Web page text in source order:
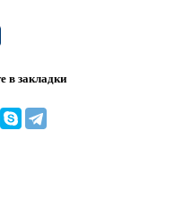
в закладки